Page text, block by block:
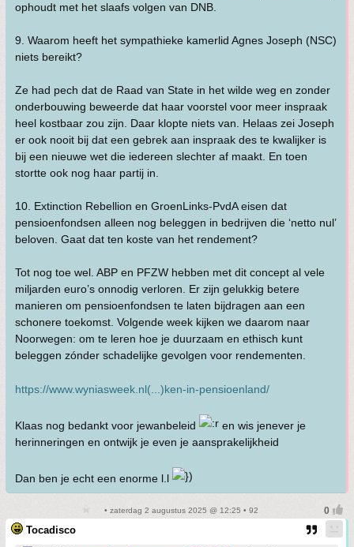
ophoudt met het slaafs volgen van DNB.
9. Waarom heeft het sympathieke kamerlid Agnes Joseph (NSC)
niets bereikt?
Ze had pech dat de Raad van State in het wilde weg en zonder
onderbouwing beweerde dat haar voorstel voor meer inspraak
heel kostbaar zou zijn. Daar klopte niets van. Helaas zei Joseph
er ook nooit bij dat een gebrek aan inspraak des te kwalijker is
bij een nieuwe wet die iedereen slechter af maakt. En toen
stortte ook nog haar partij in.
10. Extinction Rebellion en GroenLinks-PvdA eisen dat
pensioenfondsen alleen nog beleggen in bedrijven die ‘netto nul’
beloven. Gaat dat ten koste van het rendement?
Tot nog toe wel. ABP en PFZW hebben met dit concept al vele
miljarden euro’s onnodig verloren. Er zijn gelukkig betere
manieren om pensioenfondsen te laten bijdragen aan een
schonere toekomst. Volgende week kijken we daarom naar
Noorwegen: om te leren hoe je duurzaam en ethisch kunt
beleggen zónder schadelijke gevolgen voor rendementen.
https://www.wyniasweek.nl(...)ken-in-pensioenland/
Klaas nog bedankt voor jewanbeleid
en wis jenever je
herinneringen en ontwijk je even je aansprakelijkheid
Dan ben je echt een enorme l.l
• zaterdag 2 augustus 2025 @ 12:25 • 92
Tocadisco